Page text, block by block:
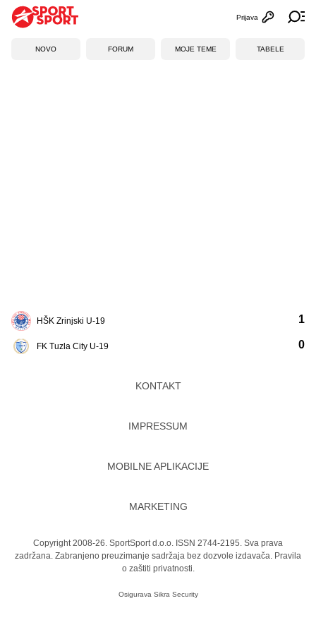
Otvori
Prijava
NOVO FORUM MOJE TEME TABELE
HŠK Zrinjski U-19
FK Tuzla City U-19
1
0
KONTAKT
IMPRESSUM
MOBILNE APLIKACIJE
MARKETING
Copyright 2008-26. SportSport d.o.o. ISSN 2744-2195. Sva prava
zadržana. Zabranjeno preuzimanje sadržaja bez dozvole izdavača. Pravila
o zaštiti privatnosti.
Osigurava Sikra Security